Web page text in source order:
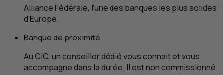
Alliance Fédérale, l’une des banques les plus solides
d’Europe.
Banque de proximité
AuCIC, un conseiller dédié vous connait et vous
accompagne dans la durée. Il est non commissionné.